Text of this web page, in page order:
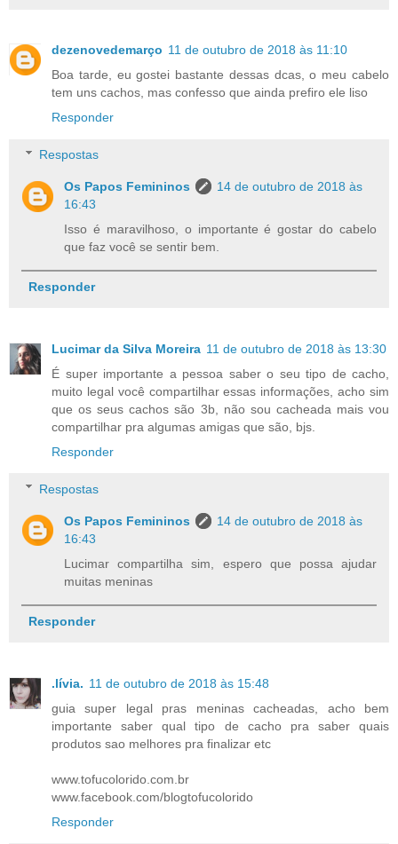
dezenovedemarço 11 de outubro de 2018 às 11:10
Boa tarde, eu gostei bastante dessas dcas, o meu cabelo
tem uns cachos, mas confesso que ainda prefiro ele liso
Responder
Respostas
Os Papos Femininos
14 de outubro de 2018 às
16:43
Isso é maravilhoso, o importante é gostar do cabelo
que faz você se sentir bem.
Responder
Lucimar da Silva Moreira 11 de outubro de 2018 às 13:30
É super importante a pessoa saber o seu tipo de cacho,
muito legal você compartilhar essas informações, acho sim
que os seus cachos são 3b, não sou cacheada mais vou
compartilhar pra algumas amigas que são, bjs.
Responder
Respostas
Os Papos Femininos
14 de outubro de 2018 às
16:43
Lucimar compartilha sim, espero que possa ajudar
muitas meninas
Responder
.lívia. 11 de outubro de 2018 às 15:48
guia super legal pras meninas cacheadas, acho bem
importante saber qual tipo de cacho pra saber quais
produtos sao melhores pra finalizar etc
www.tofucolorido.com.br
www.facebook.com/blogtofucolorido
Responder